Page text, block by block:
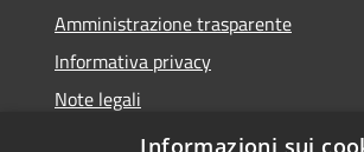
Amministrazione trasparente
Informativa privacy
Note legali
Dichiarazione di accessibilità
Informazioni sui